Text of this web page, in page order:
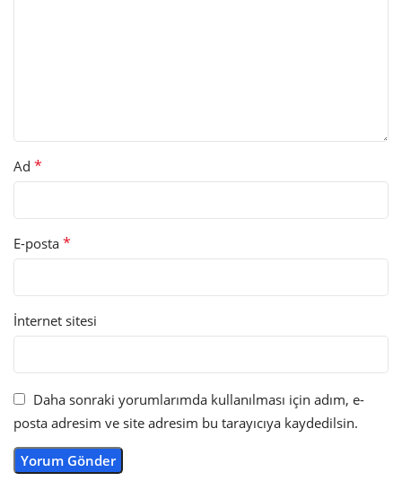
Ad *
E-posta *
İnternet sitesi
Daha sonraki yorumlarımda kullanılması için adım, e-
posta adresim ve site adresim bu tarayıcıya kaydedilsin.